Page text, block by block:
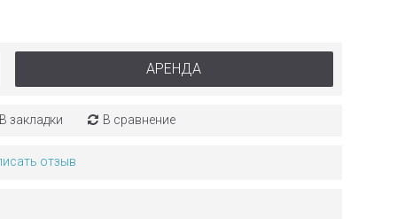
АРЕНДА
В закладки В сравнение
отзыв